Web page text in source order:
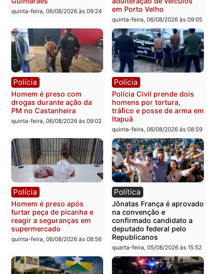
quinta-feira, 06/08/2026 às
Polícia
Policiais militares
recuperam moto furtada e
prendem trio na zona
Leste
quinta-feira, 06/08/2026 às 09:28
Polícia
Jovem é encontrado
na Rua dos Cravos e
é investigado pela
em RO
quinta-feira, 06/08/2026 às
Polícia
Homem é esfaqueado no
tórax durante briga com
vizinho no bairro Ulysses
Guimarães
quinta-feira, 06/08/2026 às 09:24
Polícia
Três suspeitos ligados a
facção criminosa são
presos por receptação e
adulteração de veículos
em Porto Velho
quinta-feira, 06/08/2026 às